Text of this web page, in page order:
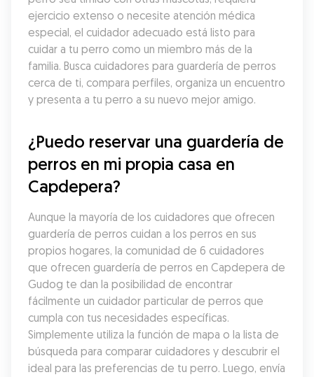
ejercicio extenso o necesite atención médica
especial, el cuidador adecuado está listo para
cuidar a tu perro como un miembro más de la
familia. Busca cuidadores para guardería de perros
cerca de ti, compara perfiles, organiza un encuentro
y presenta a tu perro a su nuevo mejor amigo.
¿Puedo reservar una guardería de
perros en mi propia casa en
Capdepera?
Aunque la mayoría de los cuidadores que ofrecen
guardería de perros cuidan a los perros en sus
propios hogares, la comunidad de 6 cuidadores
que ofrecen guardería de perros en Capdepera de
Gudog te dan la posibilidad de encontrar
fácilmente un cuidador particular de perros que
cumpla con tus necesidades específicas.
Simplemente utiliza la función de mapa o la lista de
búsqueda para comparar cuidadores y descubrir el
ideal para las preferencias de tu perro. Luego, envía